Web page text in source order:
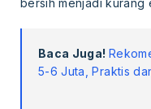
bersih menjadi kurang
Baca Juga!
5-6 Juta, Praktis